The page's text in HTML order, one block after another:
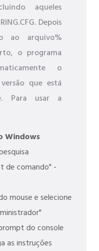
aqueles
Depois
ao arquivo%
o programa
o
que está
Para usar a
Windows
de comando" -
mouse e selecione
do console
as instruções